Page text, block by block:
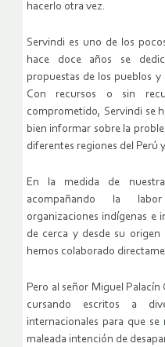
hacerlo otra vez.
Servindi es uno de los
hace doce años se
propuestas de los pueblos
Con recursos o sin
comprometido, Servindi se
bien informar sobre la
diferentes regiones del Perú
En la medida de
acompañando la
organizaciones indígenas e
de cerca y desde su
hemos colaborado
Pero al señor Miguel
cursando escritos a
internacionales para que
maleada intención de